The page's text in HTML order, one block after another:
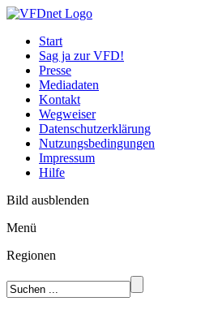
Start
Sag ja zur VFD!
Presse
Mediadaten
Kontakt
Wegweiser
Datenschutzerklärung
Nutzungsbedingungen
Impressum
Hilfe
Bild ausblenden
Menü
Regionen